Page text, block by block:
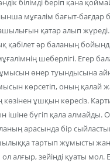
білімді беріп қана
мұғалім бағыт-бағдар
қатар алып жүреді.
қабілет әр баланың
шеберлігі. Егер
өнер туындысына
көрсетіп, оның қалай
ұшқын көресіз.
бүгіп қала алмайды.
арасында бір
тартып жұмысты
алғыр, зейінді қуаты